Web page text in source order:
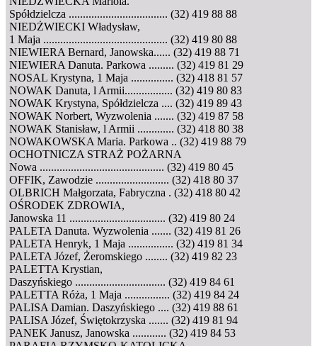
Spółdzielcza ................................... (32) 419 88 88
NIEDŻWIECKI Władysław,
1 Maja ............................................ (32) 419 80 88
NIEWIERA Bernard, Janowska...... (32) 419 88 71
NIEWIERA Danuta. Parkowa ......... (32) 419 81 29
NOSAL Krystyna, 1 Maja ............... (32) 418 81 57
NOWAK Danuta, l Armii................. (32) 419 80 83
NOWAK Krystyna, Spółdzielcza .... (32) 419 89 43
NOWAK Norbert, Wyzwolenia ....... (32) 419 87 58
NOWAK Stanisław, l Armii ............. (32) 418 80 38
NOWAKOWSKA Maria. Parkowa .. (32) 419 88 79
OCHOTNICZA STRAŻ POŻARNA
Nowa ............................................ (32) 419 80 45
OFFIK, Zawodzie .......................... (32) 418 80 37
OLBRICH Małgorzata, Fabryczna . (32) 418 80 42
OŚRODEK ZDROWIA,
Janowska 11 .................................. (32) 419 80 24
PALETA Danuta. Wyzwolenia ....... (32) 419 81 26
PALETA Henryk, 1 Maja ................ (32) 419 81 34
PALETA Józef, Żeromskiego ........ (32) 419 82 23
PALETTA Krystian,
Daszyńskiego ................................ (32) 419 84 61
PALETTA Róża, 1 Maja ................ (32) 419 84 24
PALISA Damian. Daszyńskiego .... (32) 419 88 61
PALISA Józef, Świętokrzyska ....... (32) 419 81 94
PANEK Janusz, Janowska ............ (32) 419 84 53